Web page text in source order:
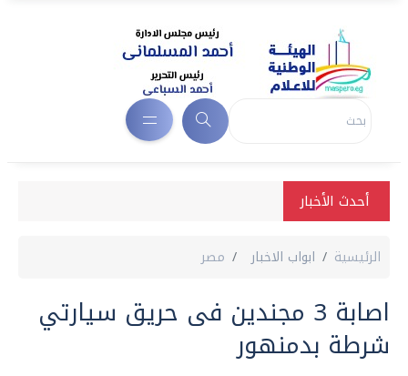
أحدث الأخبار
الرئيسية ابواب الاخبار مصر
اصابة 3 مجندين فى حريق سيارتي
شرطة بدمنهور